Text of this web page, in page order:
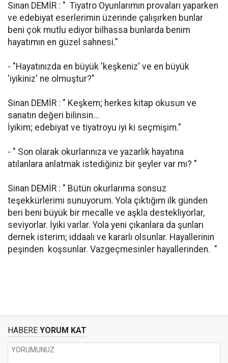
Sinan DEMİR : " Tiyatro Oyunlarımın provaları yaparken
ve edebiyat eserlerimin üzerinde çalışırken bunlar
beni çok mutlu ediyor bilhassa bunlarda benim
hayatımın en güzel sahnesi."
- "Hayatınızda en büyük 'keşkeniz' ve en büyük
'iyikiniz' ne olmuştur?"
Sinan DEMİR : " Keşkem; herkes kitap okusun ve
sanatın değeri bilinsin...
İyikim; edebiyat ve tiyatroyu iyi ki seçmişim."
- " Son olarak okurlarınıza ve yazarlık hayatına
atılanlara anlatmak istediğiniz bir şeyler var mı? "
Sinan DEMİR : " Bütün okurlarıma sonsuz
teşekkürlerimi sunuyorum. Yola çıktığım ilk günden
beri beni büyük bir mecalle ve aşkla destekliyorlar,
seviyorlar. İyiki varlar. Yola yeni çıkanlara da şunları
demek isterim; iddaalı ve kararlı olsunlar. Hayallerinin
peşinden koşsunlar. Vazgeçmesinler hayallerinden. "
HABERE YORUM KAT